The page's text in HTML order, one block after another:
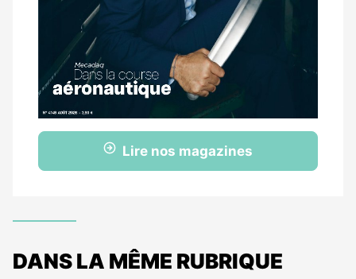
Lire nos magazines
DANS LA MÊME RUBRIQUE